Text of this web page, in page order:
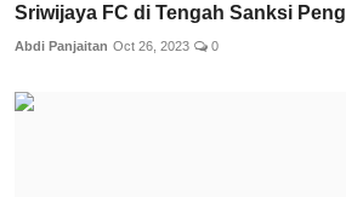
Sriwijaya FC di Tengah Sanksi
Abdi Panjaitan Oct 26, 2023 0